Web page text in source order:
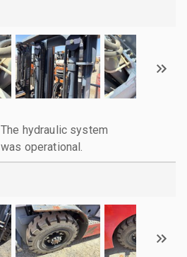
The hydraulic system
was operational.